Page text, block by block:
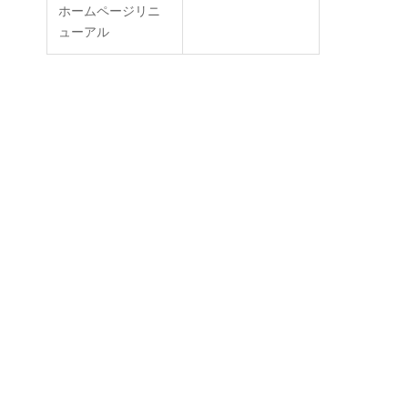
ホームページリニ
ューアル